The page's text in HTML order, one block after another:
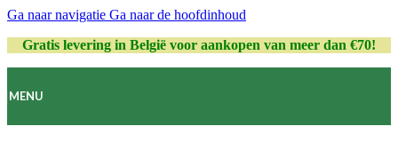
Ga naar navigatie Ga naar de hoofdinhoud
Gratis levering in België voor aankopen van meer dan €70!
MENU